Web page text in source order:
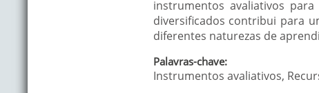
instrumentos avaliativos
diversificados contribui para
diferentes naturezas de
Palavras-chave:
Instrumentos avaliativos,